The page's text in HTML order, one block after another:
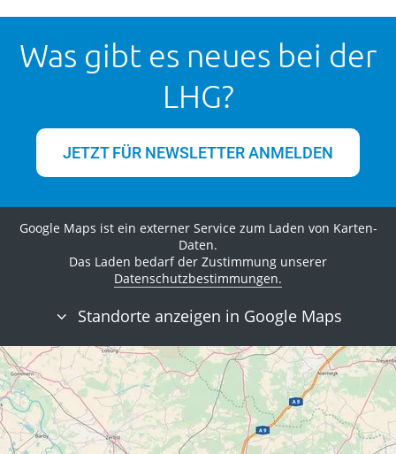
Was gibt es neues bei der
LHG?
JETZT FÜR NEWSLETTER ANMELDEN
Google Maps ist ein externer Service zum Laden von Karten-
Daten.
Das Laden bedarf der Zustimmung unserer
Datenschutzbestimmungen.
Standorte anzeigen in Google Maps